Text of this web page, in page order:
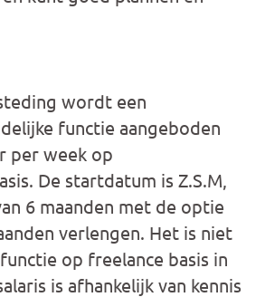
wordt een
functie aangeboden
per week op
De startdatum is Z.S.M,
6 maanden met de optie
verlengen. Het is niet
op freelance basis in
is afhankelijk van kennis